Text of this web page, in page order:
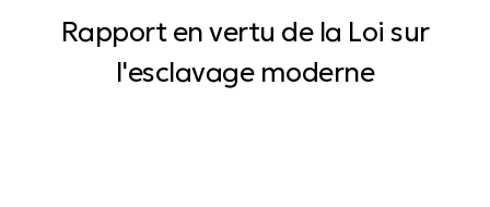
Rapport en vertu de la Loi sur
l'esclavage moderne